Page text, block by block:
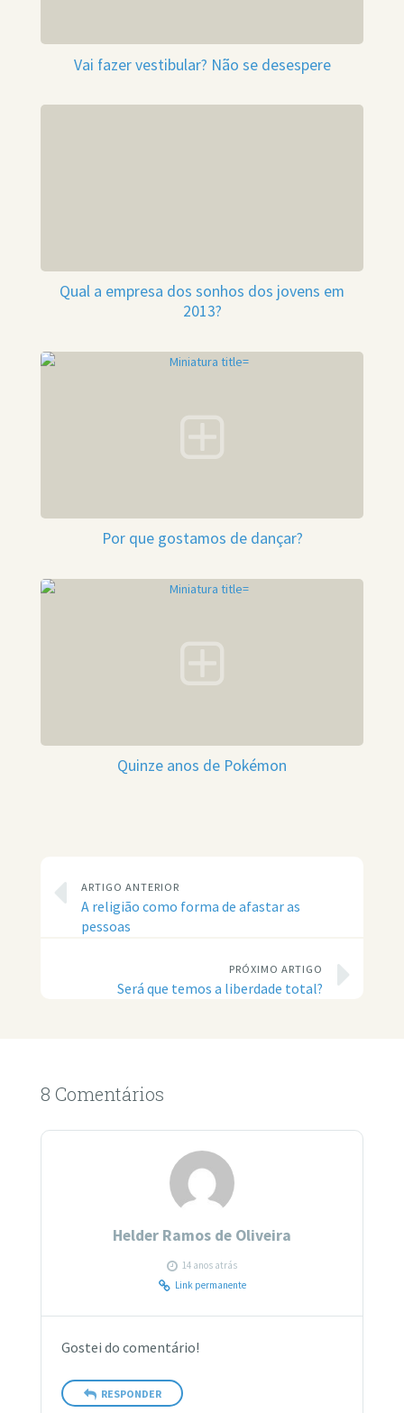
Vai fazer vestibular? Não se desespere
Qual a empresa dos sonhos dos jovens em
2013?
Por que gostamos de dançar?
Quinze anos de Pokémon
ARTIGO ANTERIOR
A religião como forma de afastar as
pessoas
PRÓXIMO ARTIGO
Será que temos a liberdade total?
8 Comentários
Helder Ramos de Oliveira
14 anos atrás
Link permanente
Gostei do comentário!
RESPONDER